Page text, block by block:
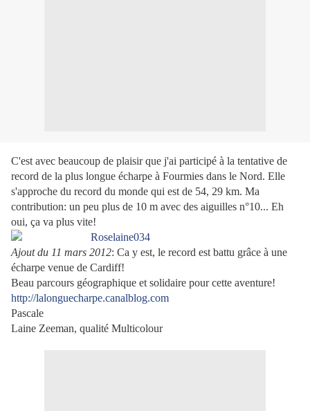
C'est avec beaucoup de plaisir que j'ai participé à la tentative de
record de la plus longue écharpe à Fourmies dans le Nord. Elle
s'approche du record du monde qui est de 54, 29 km. Ma
contribution: un peu plus de 10 m avec des aiguilles n°10... Eh
oui, ça va plus vite!
Ajout du 11 mars 2012: Ca y est, le record est battu grâce à une
écharpe venue de Cardiff!
Beau parcours géographique et solidaire pour cette aventure!
http://lalonguecharpe.canalblog.com
Pascale
Laine Zeeman, qualité Multicolour